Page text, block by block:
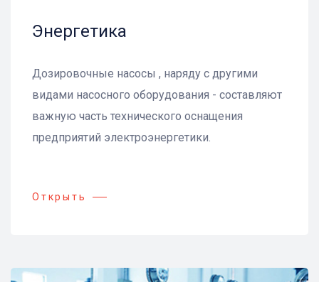
Энергетика
Дозировочные насосы , наряду с другими
видами насосного оборудования - составляют
важную часть технического оснащения
предприятий электроэнергетики.
Открыть